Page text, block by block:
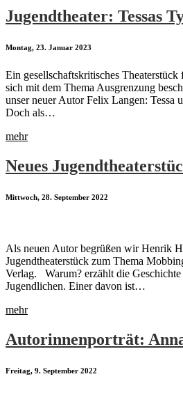
Jugendtheater: Tessas
Montag, 23. Januar 2023
Ein gesellschaftskritisches
sich mit dem Thema Ausgrenzung
unser neuer Autor Felix Langen: Tessa
Doch als…
mehr
Neues
Mittwoch, 28. September 2022
Als neuen Autor begrüßen wir Henrik
Jugendtheaterstück zum Thema
Verlag. Warum? erzählt die Geschichte
Jugendlichen. Einer davon ist…
mehr
Autorinnenporträt:
Freitag, 9. September 2022